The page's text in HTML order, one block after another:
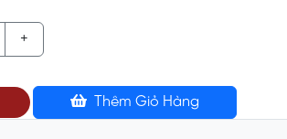
+
Thêm Giỏ Hàng